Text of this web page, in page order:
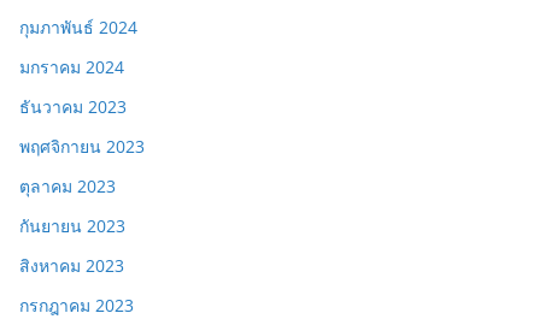
กุมภาพันธ์ 2024
มกราคม 2024
ธันวาคม 2023
พฤศจิกายน 2023
ตุลาคม 2023
กันยายน 2023
สิงหาคม 2023
กรกฎาคม 2023